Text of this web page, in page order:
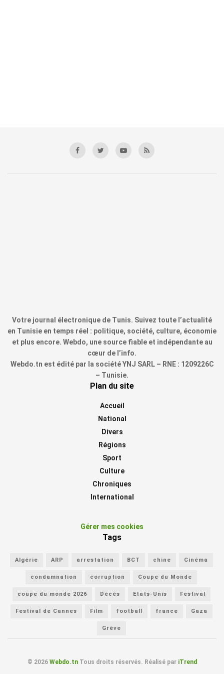
Votre journal électronique de Tunis. Suivez toute l’actualité
en Tunisie en temps réel : politique, société, culture, économie
et plus encore. Webdo, une source fiable et indépendante au
cœur de l’info.
Webdo.tn est édité par la société YNJ SARL – RNE : 1209226C
– Tunisie.
Plan du site
Accueil
National
Divers
Régions
Sport
Culture
Chroniques
International
Gérer mes cookies
Tags
Algérie ARP arrestation BCT chine Cinéma
condamnation corruption Coupe du Monde
coupe du monde 2026 Décès Etats-Unis Festival
Festival de Cannes Film football france Gaza
Grève
© 2026 Webdo.tnTous droits réservés. Réalisé par iTrend